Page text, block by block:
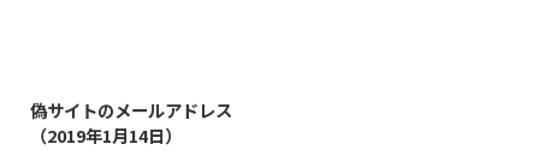
偽サイトのメールアドレス
（2019年1月14日）